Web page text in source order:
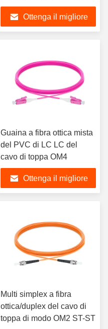
SC
Ottenga il migliore
Guaina a fibra ottica mista
del PVC di LC LC del
cavo di toppa OM4
Ottenga il migliore
Multi simplex a fibra
ottica/duplex del cavo di
toppa di modo OM2 ST-ST